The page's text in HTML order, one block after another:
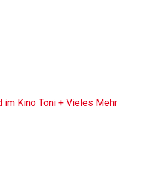
im Kino Toni + Vieles Mehr